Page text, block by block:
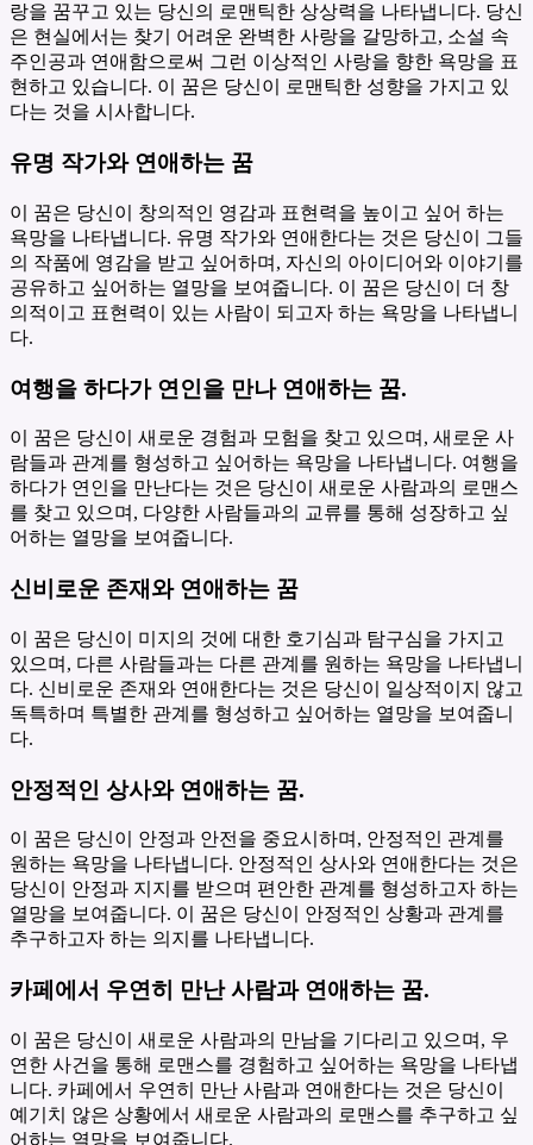
랑을 꿈꾸고 있는 당신의 로맨틱한 상상력을 나타냅니다. 당신
은 현실에서는 찾기 어려운 완벽한 사랑을 갈망하고, 소설 속
주인공과 연애함으로써 그런 이상적인 사랑을 향한 욕망을 표
현하고 있습니다. 이 꿈은 당신이 로맨틱한 성향을 가지고 있
다는 것을 시사합니다.
유명 작가와 연애하는 꿈
이 꿈은 당신이 창의적인 영감과 표현력을 높이고 싶어 하는
욕망을 나타냅니다. 유명 작가와 연애한다는 것은 당신이 그들
의 작품에 영감을 받고 싶어하며, 자신의 아이디어와 이야기를
공유하고 싶어하는 열망을 보여줍니다. 이 꿈은 당신이 더 창
의적이고 표현력이 있는 사람이 되고자 하는 욕망을 나타냅니
다.
여행을 하다가 연인을 만나 연애하는 꿈.
이 꿈은 당신이 새로운 경험과 모험을 찾고 있으며, 새로운 사
람들과 관계를 형성하고 싶어하는 욕망을 나타냅니다. 여행을
하다가 연인을 만난다는 것은 당신이 새로운 사람과의 로맨스
를 찾고 있으며, 다양한 사람들과의 교류를 통해 성장하고 싶
어하는 열망을 보여줍니다.
신비로운 존재와 연애하는 꿈
이 꿈은 당신이 미지의 것에 대한 호기심과 탐구심을 가지고
있으며, 다른 사람들과는 다른 관계를 원하는 욕망을 나타냅니
다. 신비로운 존재와 연애한다는 것은 당신이 일상적이지 않고
독특하며 특별한 관계를 형성하고 싶어하는 열망을 보여줍니
다.
안정적인 상사와 연애하는 꿈.
이 꿈은 당신이 안정과 안전을 중요시하며, 안정적인 관계를
원하는 욕망을 나타냅니다. 안정적인 상사와 연애한다는 것은
당신이 안정과 지지를 받으며 편안한 관계를 형성하고자 하는
열망을 보여줍니다. 이 꿈은 당신이 안정적인 상황과 관계를
추구하고자 하는 의지를 나타냅니다.
카페에서 우연히 만난 사람과 연애하는 꿈.
이 꿈은 당신이 새로운 사람과의 만남을 기다리고 있으며, 우
연한 사건을 통해 로맨스를 경험하고 싶어하는 욕망을 나타냅
니다. 카페에서 우연히 만난 사람과 연애한다는 것은 당신이
예기치 않은 상황에서 새로운 사람과의 로맨스를 추구하고 싶
어하는 열망을 보여줍니다.